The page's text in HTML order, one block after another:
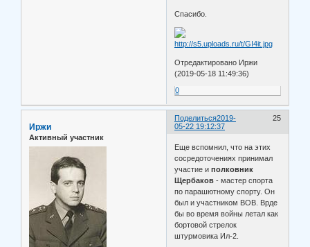
Спасибо.
Отредактировано Иржи
(2019-05-18 11:49:36)
0
Поделиться 25
2019-
05-22 19:12:37
Иржи
Активный участник
Еще вспомнил, что на этих
сосредоточениях принимал
участие иполковник
Щербаков - мастер спорта
по парашютному спорту. Он
был и участником ВОВ. Врде
бы во время войны летал как
бортовой стрелок
штурмовика Ил-2.